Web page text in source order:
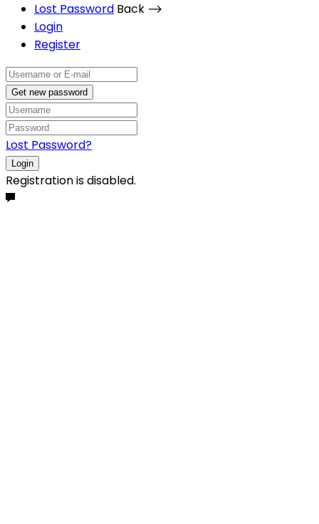
Lost Password Back ⟶
Login
Register
Get new password
Lost Password?
Login
Registration is disabled.